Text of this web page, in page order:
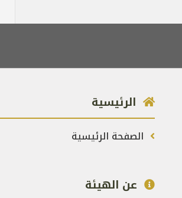
الرئيسية
الصفحة الرئيسية
عن الهيئة